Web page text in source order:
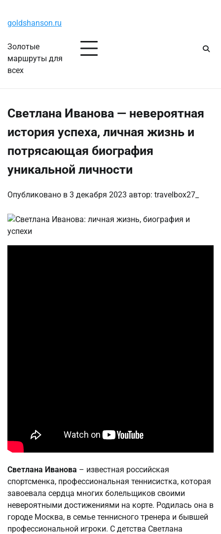
содержимому
goldshanson.ru
Золотые
маршруты для
всех
Светлана Иванова — невероятная
история успеха, личная жизнь и
потрясающая биография
уникальной личности
Опубликовано в 3 декабря 2023 автор: travelbox27_
Светлана Иванова – известная российская
спортсменка, профессиональная теннисистка, которая
завоевала сердца многих болельщиков своими
невероятными достижениями на корте. Родилась она в
городе Москва, в семье теннисного тренера и бывшей
профессиональной игроки. С детства Светлана